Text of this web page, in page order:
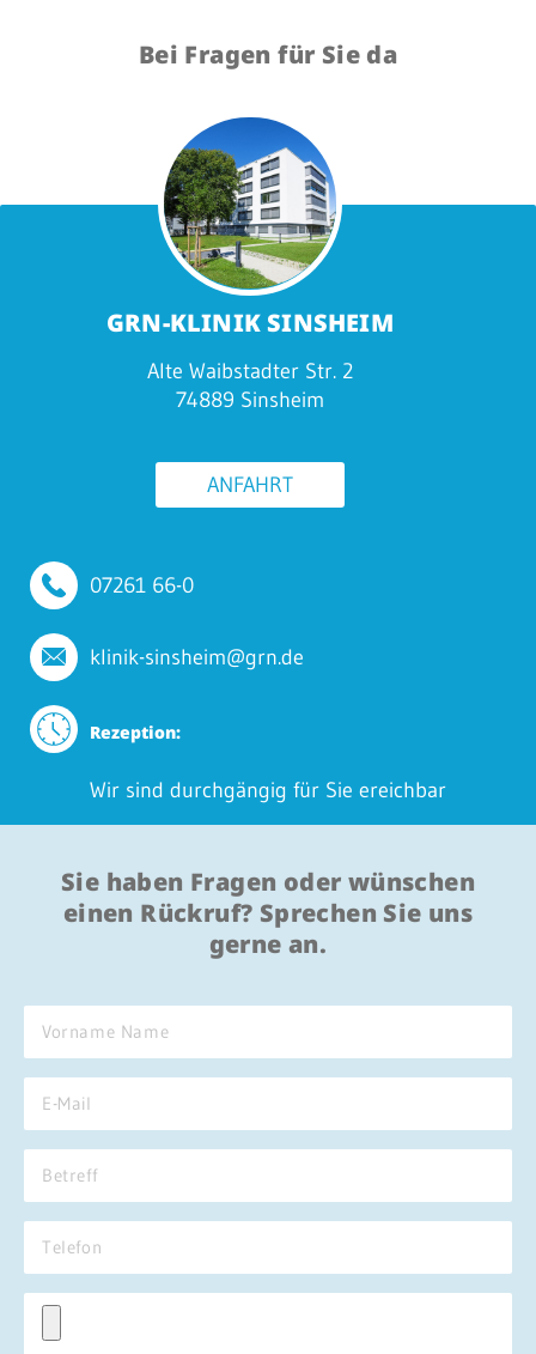
Bei Fragen für Sie da
07261 66-0
klinik-sinsheim@grn.de
GRN-KLINIK SINSHEIM
Alte Waibstadter Str. 2
74889 Sinsheim
ANFAHRT
Rezeption:
Wir sind durchgängig für Sie ereichbar
Sie haben Fragen oder wünschen
einen Rückruf? Sprechen Sie uns
gerne an.